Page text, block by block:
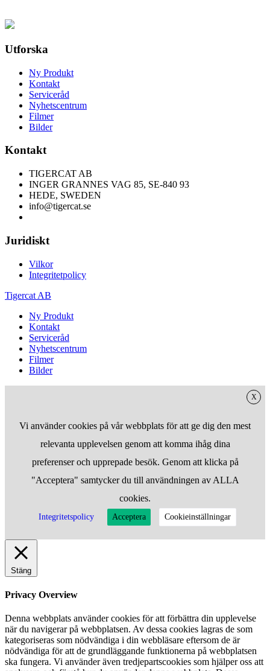
Utforska
Ny Produkt
Kontakt
Serviceråd
Nyhetscentrum
Filmer
Bilder
Kontakt
TIGERCAT AB
INGER GRANNES VAG 85, SE-840 93
HEDE, SWEDEN
info@tigercat.se
Juridiskt
Vilkor
Integritetpolicy
Tigercat AB
Ny Produkt
Kontakt
Serviceråd
Nyhetscentrum
Filmer
Bilder
X
Vi använder cookies på vår webbplats för att ge dig den mest
relevanta upplevelsen genom att komma ihåg dina
preferenser och upprepade besök. Genom att klicka på
"Acceptera" samtycker du till användningen av ALLA
cookies.
Integritetspolicy Acceptera Cookieinställningar
Stäng
Privacy Overview
Denna webbplats använder cookies för att förbättra din upplevelse
när du navigerar på webbplatsen. Av dessa cookies lagras de som
kategoriseras som nödvändiga i din webbläsare eftersom de är
nödvändiga för att de grundläggande funktionerna på webbplatsen
ska fungera. Vi använder även tredjepartscookies som hjälper oss att